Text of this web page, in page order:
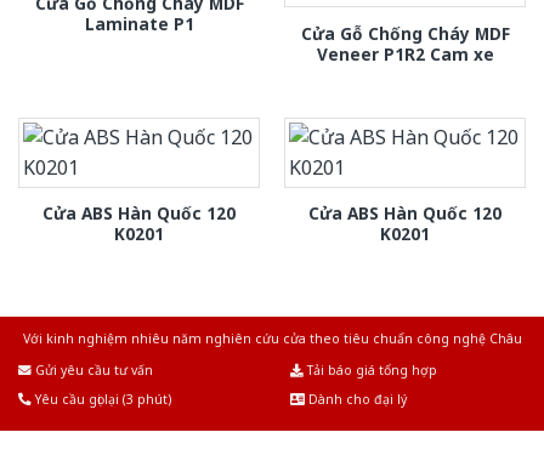
Laminate P1
Cửa Gỗ Chống Cháy MDF
Veneer P1R2 Cam xe
Cửa ABS Hàn Quốc 120
K0201
Cửa ABS Hàn Quốc 120
K0201
Với kinh nghiệm nhiêu năm nghiên cứu cửa theo tiêu chuẩn công nghệ Châu
Gửi yêu cầu tư vấn
Tải báo giá tổng hợp
Yêu cầu gọi lại (3 phút)
Dành cho đại lý